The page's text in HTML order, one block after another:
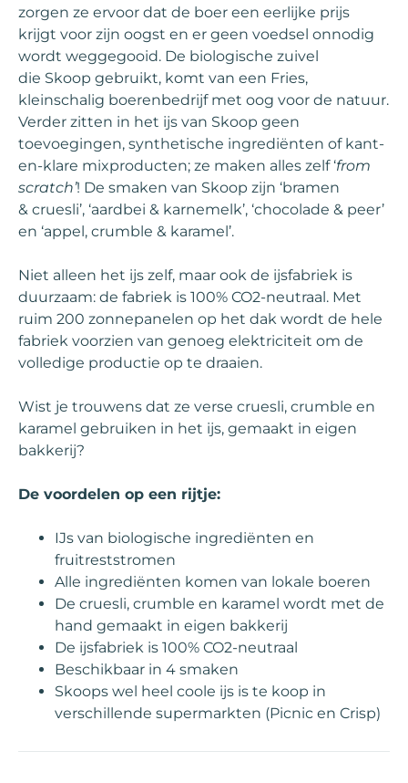
zorgen ze ervoor dat de boer een eerlijke prijs
krijgt voor zijn oogst en er geen voedsel onnodig
wordt weggegooid. De biologische zuivel
die Skoop gebruikt, komt van een Fries,
kleinschalig boerenbedrijf met oog voor de natuur.
Verder zitten in het ijs van Skoop geen
toevoegingen, synthetische ingrediënten of kant-
en-klare mixproducten; ze maken alles zelf ‘from
scratch’! De smaken van Skoop zijn ‘bramen
& cruesli’, ‘aardbei & karnemelk’, ‘chocolade & peer’
en ‘appel, crumble & karamel’.
Niet alleen het ijs zelf, maar ook de ijsfabriek is
duurzaam: de fabriek is 100% CO2-neutraal. Met
ruim 200 zonnepanelen op het dak wordt de hele
fabriek voorzien van genoeg elektriciteit om de
volledige productie op te draaien.
Wist je trouwens dat ze verse cruesli, crumble en
karamel gebruiken in het ijs, gemaakt in eigen
bakkerij?
De voordelen op een rijtje:
IJs van biologische ingrediënten en
fruitreststromen
Alle ingrediënten komen van lokale boeren
De cruesli, crumble en karamel wordt met de
hand gemaakt in eigen bakkerij
De ijsfabriek is 100% CO2-neutraal
Beschikbaar in 4 smaken
Skoops wel heel coole ijs is te koop in
verschillende supermarkten (Picnic en Crisp)